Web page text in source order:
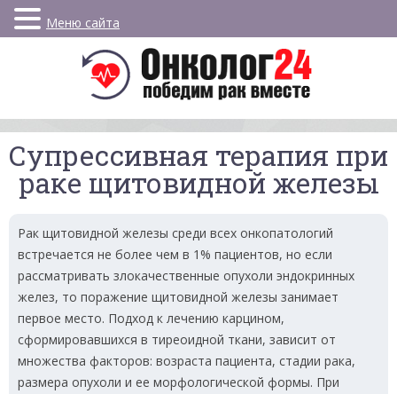
Супрессивная терапия при
раке щитовидной железы
Рак щитовидной железы среди всех онкопатологий
встречается не более чем в 1% пациентов, но если
рассматривать злокачественные опухоли эндокринных
желез, то поражение щитовидной железы занимает
первое место. Подход к лечению карцином,
сформировавшихся в тиреоидной ткани, зависит от
множества факторов: возраста пациента, стадии рака,
размера опухоли и ее морфологической формы. При
Меню сайта